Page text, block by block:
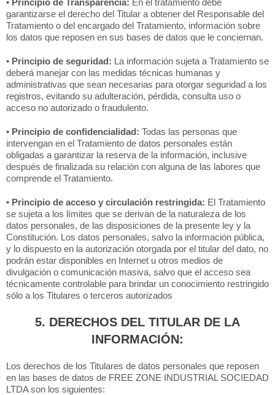
• Principio de Transparencia: En el tratamiento debe
garantizarse el derecho del Titular a obtener del Responsable del
Tratamiento o del encargado del Tratamiento, información sobre
los datos que reposen en sus bases de datos que le conciernan.
• Principio de seguridad: La información sujeta a Tratamiento se
deberá manejar con las medidas técnicas humanas y
administrativas que sean necesarias para otorgar seguridad a los
registros, evitando su adulteración, pérdida, consulta uso o
acceso no autorizado o fraudulento.
• Principio de confidencialidad: Todas las personas que
intervengan en el Tratamiento de datos personales están
obligadas a garantizar la reserva de la información, inclusive
después de finalizada su relación con alguna de las labores que
comprende el Tratamiento.
• Principio de acceso y circulación restringida: El Tratamiento
se sujeta a los límites que se derivan de la naturaleza de los
datos personales, de las disposiciones de la presente ley y la
Constitución. Los datos personales, salvo la información pública,
y lo dispuesto en la autorización otorgada por el titular del dato, no
podrán estar disponibles en Internet u otros medios de
divulgación o comunicación masiva, salvo que el acceso sea
técnicamente controlable para brindar un conocimiento restringido
sólo a los Titulares o terceros autorizados
5. DERECHOS DEL TITULAR DE LA
INFORMACIÓN:
Los derechos de los Titulares de datos personales que reposen
en las bases de datos de FREE ZONE INDUSTRIAL SOCIEDAD
LTDA son los siguientes: